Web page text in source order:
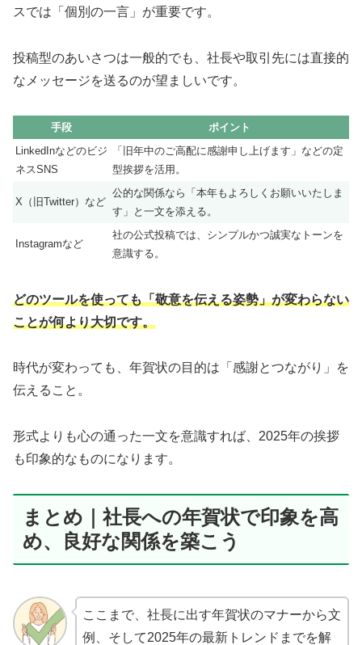
スでは「個別の一言」が重要です。
投稿型のあいさつは一般的でも、社長や取引先には直接的
なメッセージを送るのが望ましいです。
手段
ポイント
LinkedInなどのビジ
ネスSNS
「旧年中のご高配に感謝申し上げます」などの定
型挨拶を活用。
X（旧Twitter）など
公的な関係なら「本年もよろしくお願いいたしま
す」と一文を添える。
Instagramなど
社の公式投稿では、シンプルかつ誠実なトーンを
意識する。
どのツールを使っても「敬意を伝える姿勢」が変わらない
ことが何より大切です。
時代が変わっても、年賀状の目的は「感謝とつながり」を
伝えること。
形式よりも心の通った一文を意識すれば、2025年の挨拶
も印象的なものになります。
まとめ｜社長への年賀状で印象を高
め、良好な関係を築こう
ここまで、社長に出す年賀状のマナーから文
例、そして2025年の最新トレンドまでを解